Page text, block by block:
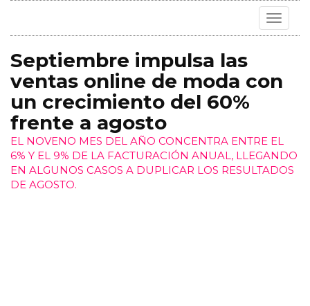
Toggle
Septiembre impulsa las
ventas online de moda con
un crecimiento del 60%
frente a agosto
EL NOVENO MES DEL AÑO CONCENTRA ENTRE EL
6% Y EL 9% DE LA FACTURACIÓN ANUAL, LLEGANDO
EN ALGUNOS CASOS A DUPLICAR LOS RESULTADOS